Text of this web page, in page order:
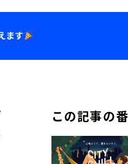
この記事の